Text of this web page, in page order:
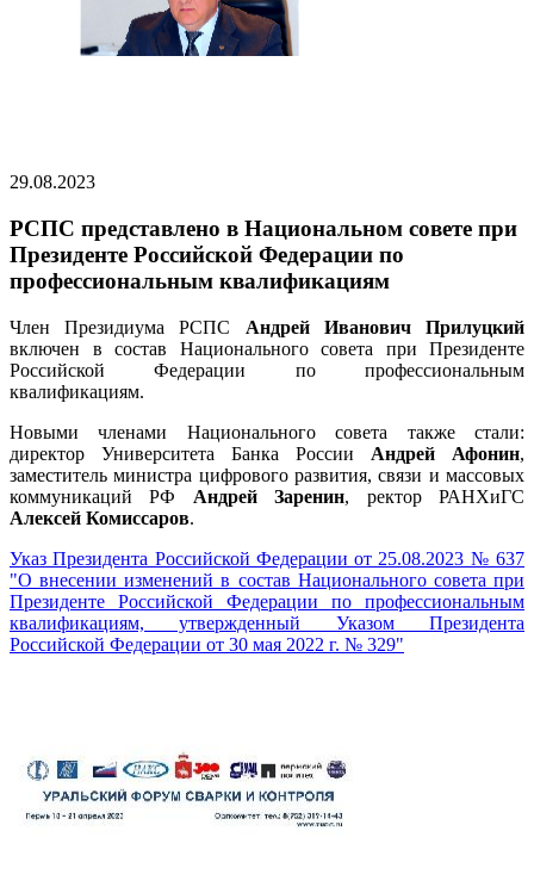
29.08.2023
РСПС представлено в Национальном совете при
Президенте Российской Федерации по
профессиональным квалификациям
Член Президиума РСПС Андрей Иванович Прилуцкий
включен в состав Национального совета при Президенте
Российской Федерации по профессиональным
квалификациям.
Новыми членами Национального совета также стали:
директор Университета Банка России Андрей Афонин,
заместитель министра цифрового развития, связи и массовых
коммуникаций РФ Андрей Заренин, ректор РАНХиГС
Алексей Комиссаров.
Указ Президента Российской Федерации от 25.08.2023 № 637
"О внесении изменений в состав Национального совета при
Президенте Российской Федерации по профессиональным
квалификациям, утвержденный Указом Президента
Российской Федерации от 30 мая 2022 г. № 329"